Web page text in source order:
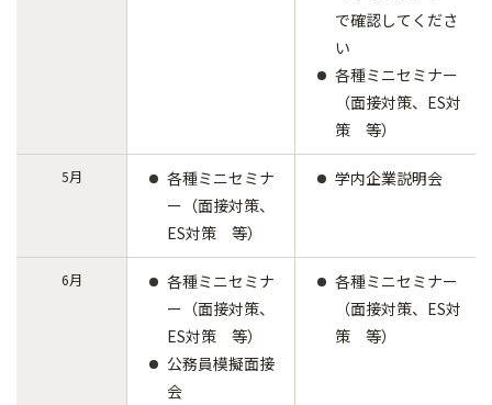
で確認してくださ
い
各種ミニセミナー
（面接対策、ES対
策 等）
5月
各種ミニセミナ
ー（面接対策、
ES対策 等）
学内企業説明会
6月
各種ミニセミナ
ー（面接対策、
ES対策 等）
公務員模擬面接
会
各種ミニセミナー
（面接対策、ES対
策 等）